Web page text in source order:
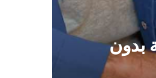
بدون